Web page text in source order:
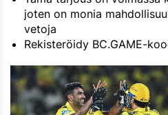
joten on monia
vetoja
Rekisteröidy BC.GAME-